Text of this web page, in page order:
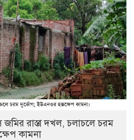
জমির রাস্তা দখল, চলাচলে চরম
কামনা